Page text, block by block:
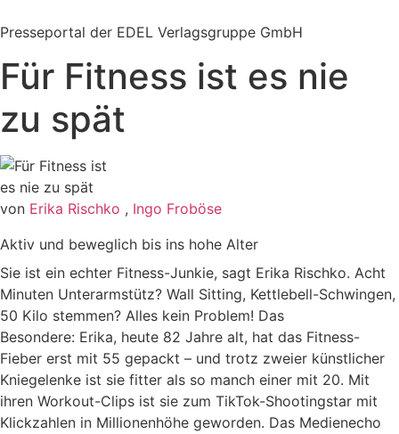
Inhalt
Presseportal der EDEL Verlagsgruppe GmbH
Für Fitness ist es nie
zu spät
von Erika Rischko , Ingo Froböse
Aktiv und beweglich bis ins hohe Alter
Sie ist ein echter Fitness-Junkie, sagt Erika Rischko. Acht
Minuten Unterarmstütz? Wall Sitting, Kettlebell-Schwingen,
50 Kilo stemmen? Alles kein Problem! Das
Besondere: Erika, heute 82 Jahre alt, hat das Fitness-
Fieber erst mit 55 gepackt – und trotz zweier künstlicher
Kniegelenke ist sie fitter als so manch einer mit 20. Mit
ihren Workout-Clips ist sie zum TikTok-Shootingstar mit
Klickzahlen in Millionenhöhe geworden. Das Medienecho